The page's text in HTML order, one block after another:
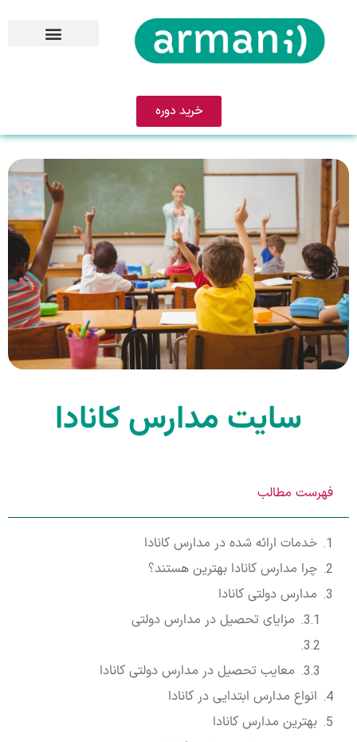
خرید دوره
سایت مدارس کانادا
فهرست مطالب
خدمات ارائه شده در مدارس کانادا
چرا مدارس کانادا بهترین هستند؟
مدارس دولتی کانادا
مزایای تحصیل در مدارس دولتی
معایب تحصیل در مدارس دولتی کانادا
انواع مدارس ابتدایی در کانادا
بهترین مدارس کانادا